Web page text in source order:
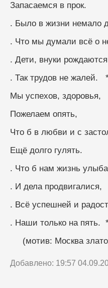
Запасаемся в прок.
. Было в жизни немало
. Что мы думали всё о
. Дети, внуки
. Так трудов не жалей.
Мы успехов, здоровья,
Пожелаем опять,
Что б в любви и с
Ещё долго гулять.
. Что б нам жизнь
. И дела продвигалися,
. Всё успешней и
. Наши только на пять.
(мотив: Москва
Добавлено: 19:57